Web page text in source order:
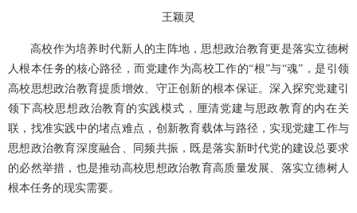
王颖灵
高校作为培养时代新人的主阵地，思想政治教育更是落实立德树
人根本任务的核心路径，而党建作为高校工作的“根”与“魂”，是引领
高校思想政治教育提质增效、守正创新的根本保证。深入探究党建引
领下高校思想政治教育的实践模式，厘清党建与思政教育的内在关
联，找准实践中的堵点难点，创新教育载体与路径，实现党建工作与
思想政治教育深度融合、同频共振，既是落实新时代党的建设总要求
的必然举措，也是推动高校思想政治教育高质量发展、落实立德树人
根本任务的现实需要。